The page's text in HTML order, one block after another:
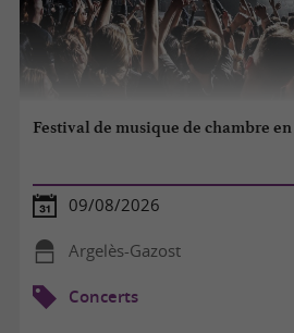
Festival de musique de chambre en
09/08/2026
Argelès-Gazost
Concerts